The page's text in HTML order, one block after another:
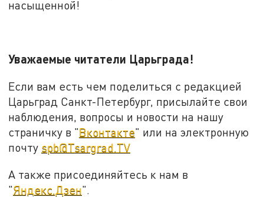
насыщенной!
Уважаемые читатели Царьграда!
Если вам есть чем поделиться с редакцией
Царьград Санкт-Петербург, присылайте свои
наблюдения, вопросы и новости на нашу
страничку в "Вконтакте" или на электронную
почту spb@Tsargrad.TV
А также присоединяйтесь к нам в
"Яндекс.Дзен".